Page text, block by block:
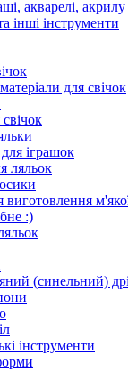
акварелі,
інші інструменти
для свічок
іграшок
ляльок
:)
(синельний)
інструменти